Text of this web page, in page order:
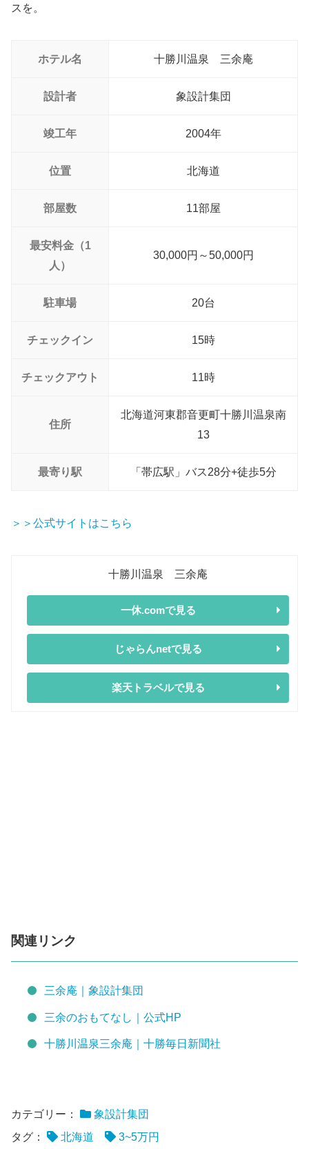
スを。
ホテル名 十勝川温泉 三余庵
設計者 象設計集団
竣工年 2004年
位置 北海道
部屋数 11部屋
最安料金（1
人）
30,000円～50,000円
駐車場 20台
チェックイン 15時
チェックアウト 11時
住所
北海道河東郡音更町十勝川温泉南
13
最寄り駅 「帯広駅」バス28分+徒歩5分
＞＞公式サイトはこちら
十勝川温泉 三余庵
一休.comで見る
じゃらんnetで見る
楽天トラベルで見る
関連リンク
三余庵｜象設計集団
三余のおもてなし｜公式HP
十勝川温泉三余庵｜十勝毎日新聞社
カテゴリー：
象設計集団
タグ：
北海道 3~5万円